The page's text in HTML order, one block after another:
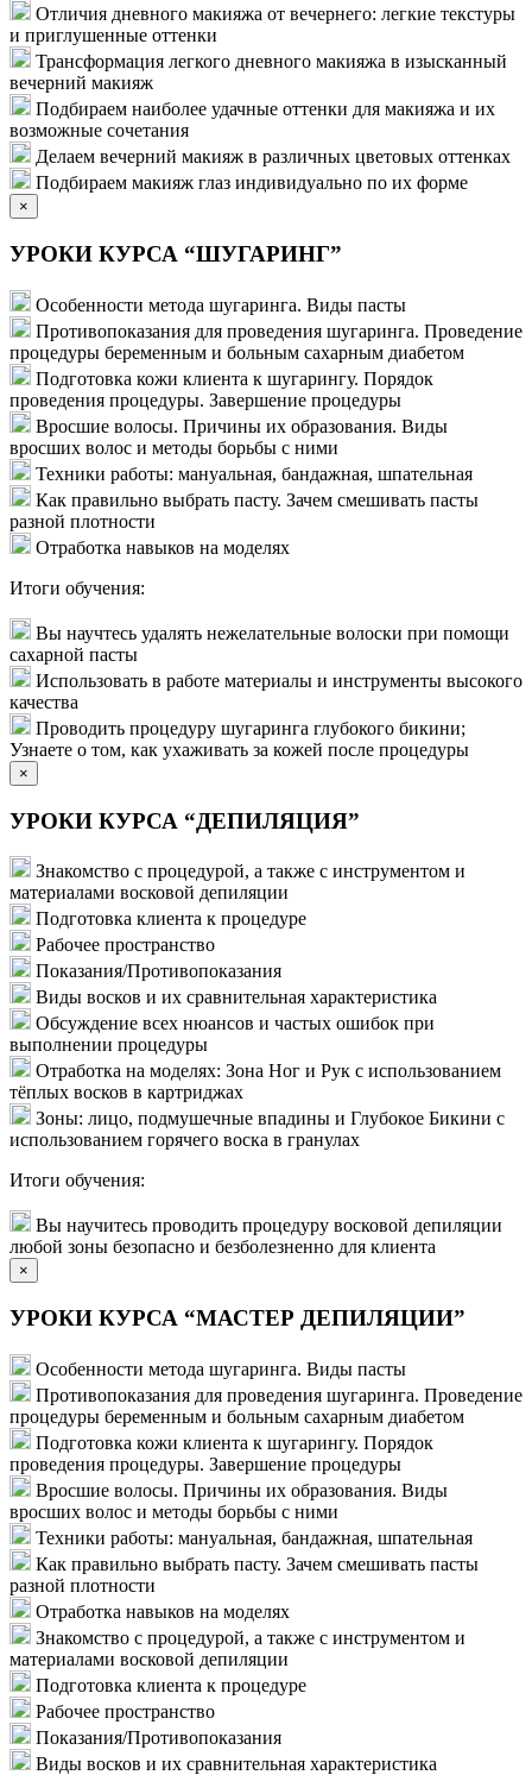
Отличия дневного макияжа от вечернего: легкие текстуры
и приглушенные оттенки
Трансформация легкого дневного макияжа в изысканный
вечерний макияж
Подбираем наиболее удачные оттенки для макияжа и их
возможные сочетания
Делаем вечерний макияж в различных цветовых оттенках
Подбираем макияж глаз индивидуально по их форме
×
УРОКИ КУРСА “ШУГАРИНГ”
Особенности метода шугаринга. Виды пасты
Противопоказания для проведения шугаринга. Проведение
процедуры беременным и больным сахарным диабетом
Подготовка кожи клиента к шугарингу. Порядок
проведения процедуры. Завершение процедуры
Вросшие волосы. Причины их образования. Виды
вросших волос и методы борьбы с ними
Техники работы: мануальная, бандажная, шпательная
Как правильно выбрать пасту. Зачем смешивать пасты
разной плотности
Отработка навыков на моделях
Итоги обучения:
Вы научтесь удалять нежелательные волоски при помощи
сахарной пасты
Использовать в работе материалы и инструменты высокого
качества
Проводить процедуру шугаринга глубокого бикини;
Узнаете о том, как ухаживать за кожей после процедуры
×
УРОКИ КУРСА “ДЕПИЛЯЦИЯ”
Знакомство с процедурой, а также с инструментом и
материалами восковой депиляции
Подготовка клиента к процедуре
Рабочее пространство
Показания/Противопоказания
Виды восков и их сравнительная характеристика
Обсуждение всех нюансов и частых ошибок при
выполнении процедуры
Отработка на моделях: Зона Ног и Рук с использованием
тёплых восков в картриджах
Зоны: лицо, подмушечные впадины и Глубокое Бикини с
использованием горячего воска в гранулах
Итоги обучения:
Вы научитесь проводить процедуру восковой депиляции
любой зоны безопасно и безболезненно для клиента
×
УРОКИ КУРСА “МАСТЕР ДЕПИЛЯЦИИ”
Особенности метода шугаринга. Виды пасты
Противопоказания для проведения шугаринга. Проведение
процедуры беременным и больным сахарным диабетом
Подготовка кожи клиента к шугарингу. Порядок
проведения процедуры. Завершение процедуры
Вросшие волосы. Причины их образования. Виды
вросших волос и методы борьбы с ними
Техники работы: мануальная, бандажная, шпательная
Как правильно выбрать пасту. Зачем смешивать пасты
разной плотности
Отработка навыков на моделях
Знакомство с процедурой, а также с инструментом и
материалами восковой депиляции
Подготовка клиента к процедуре
Рабочее пространство
Показания/Противопоказания
Виды восков и их сравнительная характеристика